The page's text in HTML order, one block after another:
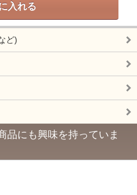
ど)
品にも興味を持っていま